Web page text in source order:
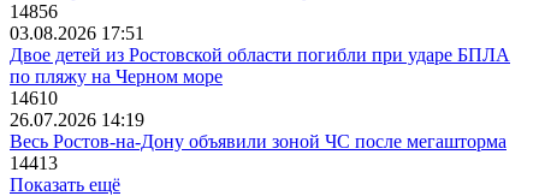
14856
03.08.2026 17:51
Двое детей из Ростовской области погибли при ударе БПЛА
по пляжу на Черном море
14610
26.07.2026 14:19
Весь Ростов-на-Дону объявили зоной ЧС после мегашторма
14413
Показать ещё